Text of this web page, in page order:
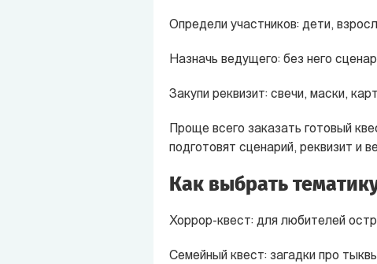
Определи участников: дети,
Назначь ведущего: без него
Закупи реквизит: свечи, маски,
Проще всего заказать готовый
подготовят сценарий, реквизит и
Как выбрать
Хоррор-квест: для любителей
Семейный квест: загадки про